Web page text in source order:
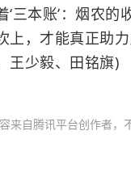
‘三本账’：烟农
上，才能真正助
王少毅、田铭旗)
来自腾讯平台创作者，